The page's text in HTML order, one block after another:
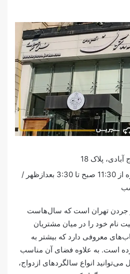
پلاک 18
همه روزه از 11:30 صبح تا 3:30 بعدازظهر /
جردن تهران است که سال‌هاست
نام خود را در میان مشتریان
معروفی دارد که بیشتر به
است. به علاوه فضای آن مناسب
انواع سالگردهای ازدواج،